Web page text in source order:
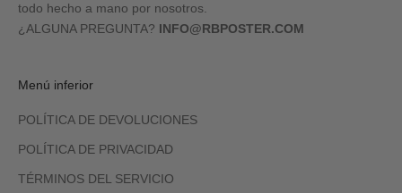
todo hecho a mano por nosotros.
¿ALGUNA PREGUNTA? INFO@RBPOSTER.COM
Menú inferior
POLÍTICA DE DEVOLUCIONES
POLÍTICA DE PRIVACIDAD
TÉRMINOS DEL SERVICIO